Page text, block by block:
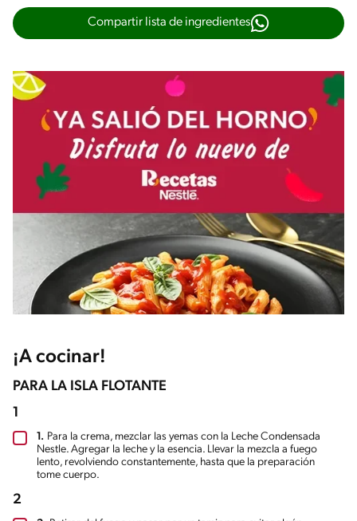
Compartir lista de ingredientes
¡A cocinar!
PARA LA ISLA FLOTANTE
1
1. Para la crema, mezclar las yemas con la Leche Condensada
Nestle. Agregar la leche y la esencia. Llevar la mezcla a fuego
lento, revolviendo constantemente, hasta que la preparación
tome cuerpo.
2